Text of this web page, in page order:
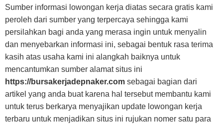
Sumber informasi lowongan kerja diatas secara gratis kami
peroleh dari sumber yang terpercaya sehingga kami
persilahkan bagi anda yang merasa ingin untuk menyalin
dan menyebarkan informasi ini, sebagai bentuk rasa terima
kasih atas usaha kami ini alangkah baiknya untuk
mencantumkan sumber alamat situs ini
https://bursakerjadepnaker.com sebagai bagian dari
artikel yang anda buat karena hal tersebut membantu kami
untuk terus berkarya menyajikan update lowongan kerja
terbaru untuk menjadikan situs ini rujukan nomer satu para